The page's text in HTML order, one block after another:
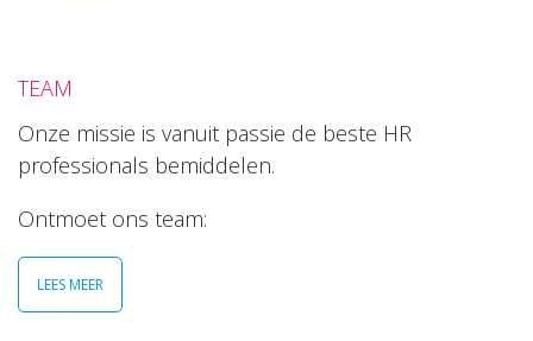
TEAM
Onze missie is vanuit passie de beste HR
professionals bemiddelen.
Ontmoet ons team:
LEES MEER